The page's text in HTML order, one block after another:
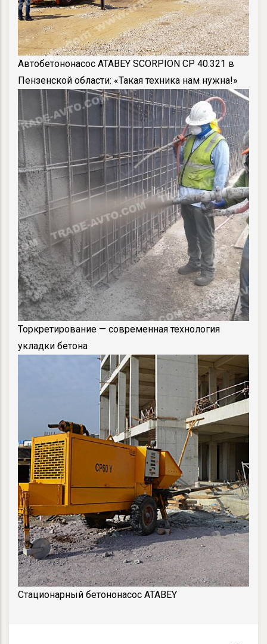
Автобетононасос ATABEY SCORPION CP 40.321 в
Пензенской области: «Такая техника нам нужна!»
Торкретирование — современная технология
укладки бетона
Стационарный бетононасос ATABEY